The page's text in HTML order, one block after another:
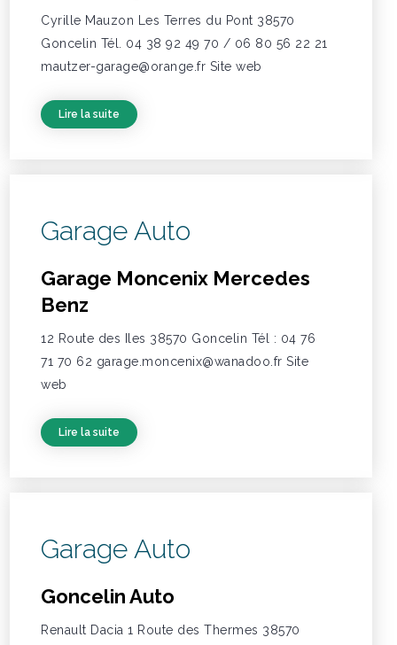
Cyrille Mauzon Les Terres du Pont 38570
Goncelin Tél. 04 38 92 49 70 / 06 80 56 22 21
mautzer-garage@orange.fr Site web
Lire la suite
Garage Auto
Garage Moncenix Mercedes
Benz
12 Route des Iles 38570 Goncelin Tél : 04 76
71 70 62 garage.moncenix@wanadoo.fr Site
web
Lire la suite
Garage Auto
Goncelin Auto
Renault Dacia 1 Route des Thermes 38570